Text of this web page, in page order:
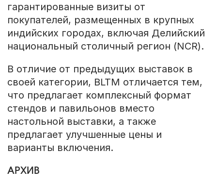
гарантированные визиты от
покупателей, размещенных в крупных
индийских городах, включая Делийский
национальный столичный регион (NCR).
В отличие от предыдущих выставок в
своей категории, BLTM отличается тем,
что предлагает комплексный формат
стендов и павильонов вместо
настольной выставки, а также
предлагает улучшенные цены и
варианты включения.
АРХИВ